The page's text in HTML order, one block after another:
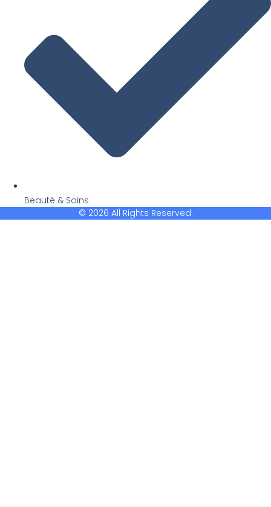
Beauté & Soins
© 2026 All Rights Reserved.